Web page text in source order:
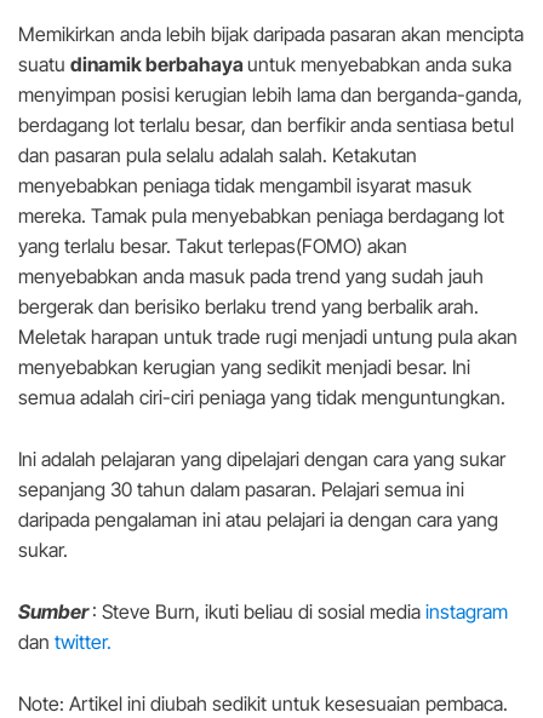
Memikirkan anda lebih bijak daripada pasaran akan mencipta
suatu dinamik berbahaya untuk menyebabkan anda suka
menyimpan posisi kerugian lebih lama dan berganda-ganda,
berdagang lot terlalu besar, dan berfikir anda sentiasa betul
dan pasaran pula selalu adalah salah. Ketakutan
menyebabkan peniaga tidak mengambil isyarat masuk
mereka. Tamak pula menyebabkan peniaga berdagang lot
yang terlalu besar. Takut terlepas(FOMO) akan
menyebabkan anda masuk pada trend yang sudah jauh
bergerak dan berisiko berlaku trend yang berbalik arah.
Meletak harapan untuk trade rugi menjadi untung pula akan
menyebabkan kerugian yang sedikit menjadi besar. Ini
semua adalah ciri-ciri peniaga yang tidak menguntungkan.
Ini adalah pelajaran yang dipelajari dengan cara yang sukar
sepanjang 30 tahun dalam pasaran. Pelajari semua ini
daripada pengalaman ini atau pelajari ia dengan cara yang
sukar.
Sumber: Steve Burn, ikuti beliau di sosial media instagram
dan twitter.
Note: Artikel ini diubah sedikit untuk kesesuaian pembaca.